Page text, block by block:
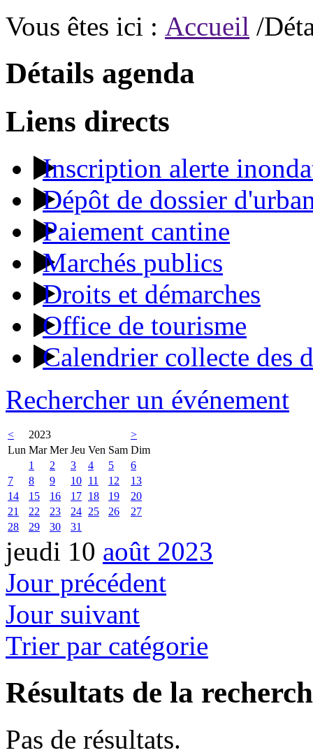
Vous êtes ici : Accueil /
Détails agenda
Liens directs
Inscription alerte
Dépôt de dossier
Paiement cantine
Marchés publics
Droits et démarches
Office de tourisme
Calendrier collecte des
Rechercher un événement
< 2023
>
Lun Mar Mer Jeu Ven Sam Dim
1
2 3 4 5
6
7
8 9 10 11 12
13
14
15 16 17 18 19
20
21
22 23 24 25 26
27
28
29 30 31
jeudi 10 août 2023
Jour précédent
Jour suivant
Trier par catégorie
Résultats de la
Pas de résultats.